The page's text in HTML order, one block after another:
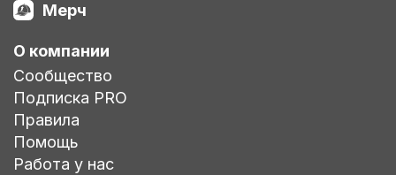
Мерч
О компании
Сообщество
Подписка PRO
Правила
Помощь
Работа у нас